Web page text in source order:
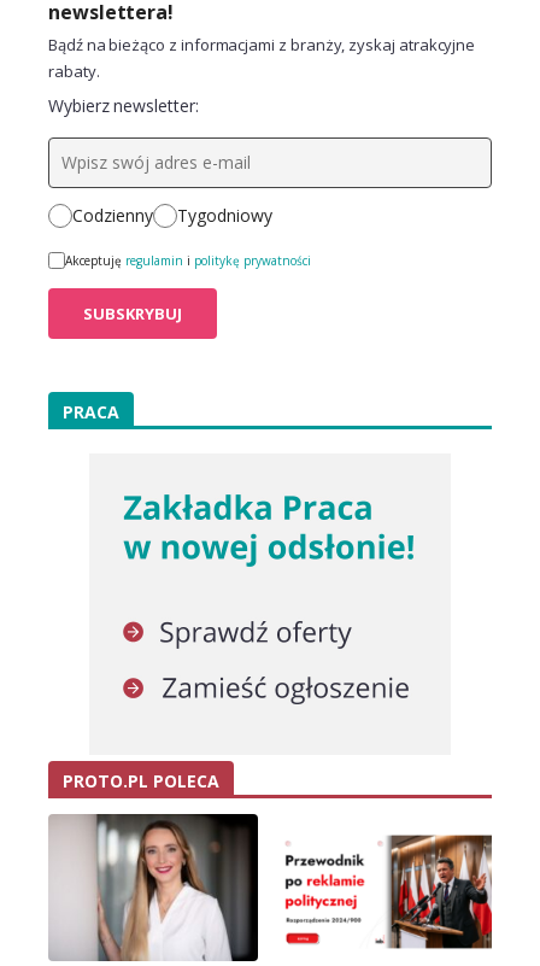
newslettera!
Bądź na bieżąco z informacjami z branży, zyskaj atrakcyjne
rabaty.
Wybierz newsletter:
Codzienny Tygodniowy
Akceptuję regulamin i politykę prywatności
PRACA
PROTO.PL POLECA